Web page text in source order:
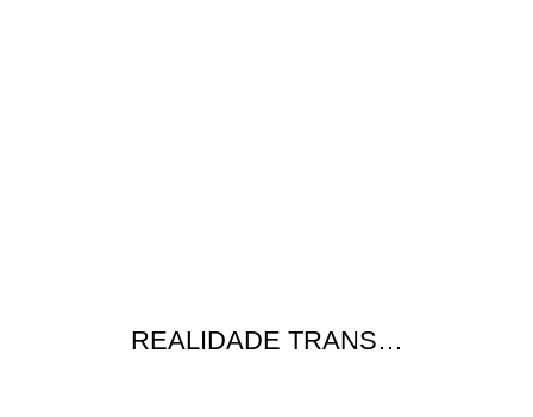
REALIDADE TRANS…